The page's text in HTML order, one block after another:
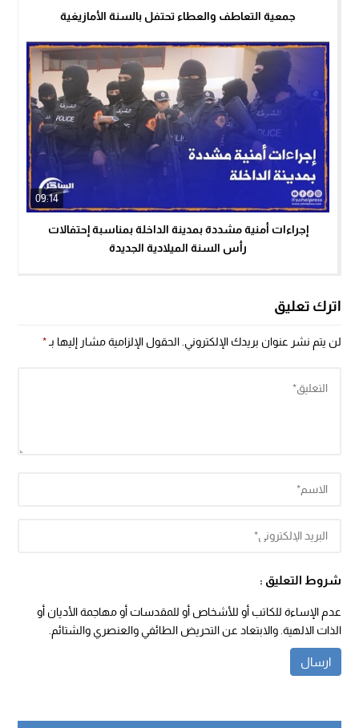
جمعية التعاطف والعطاء تحتفل بالسنة الأمازيغية
09:14
إجراءات أمنية مشددة بمدينة الداخلة بمناسبة إحتفالات
رأس السنة الميلادية الجديدة
اترك تعليق
لن يتم نشر عنوان بريدك الإلكتروني. الحقول الإلزامية مشار إليها بـ*
شروط التعليق :
عدم الإساءة للكاتب أو للأشخاص أو للمقدسات أو مهاجمة الأديان أو
الذات الالهية. والابتعاد عن التحريض الطائفي والعنصري والشتائم.